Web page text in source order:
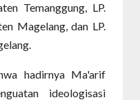
Temanggung, LP.
Magelang, dan LP.
hadirnya Ma'arif
ideologisasi